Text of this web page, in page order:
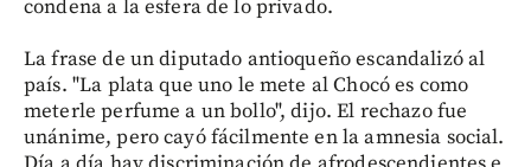
condena a la esfera de lo privado.
La frase de un diputado antioqueño escandalizó al
país. "La plata que uno le mete al Chocó es como
meterle perfume a un bollo", dijo. El rechazo fue
unánime, pero cayó fácilmente en la amnesia social.